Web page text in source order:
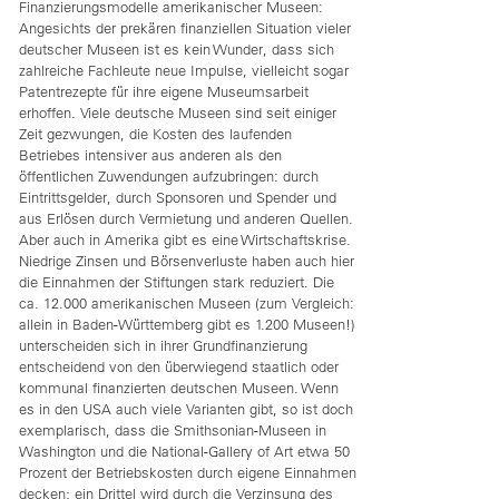
Finanzierungsmodelle amerikanischer Museen:
Angesichts der prekären finanziellen Situation vieler
deutscher Museen ist es kein Wunder, dass sich
zahlreiche Fachleute neue Impulse, vielleicht sogar
Patentrezepte für ihre eigene Museumsarbeit
erhoffen. Viele deutsche Museen sind seit einiger
Zeit gezwungen, die Kosten des laufenden
Betriebes intensiver aus anderen als den
öffentlichen Zuwendungen aufzubringen: durch
Eintrittsgelder, durch Sponsoren und Spender und
aus Erlösen durch Vermietung und anderen Quellen.
Aber auch in Amerika gibt es eine Wirtschaftskrise.
Niedrige Zinsen und Börsenverluste haben auch hier
die Einnahmen der Stiftungen stark reduziert. Die
ca. 12.000 amerikanischen Museen (zum Vergleich:
allein in Baden-Württemberg gibt es 1.200 Museen!)
unterscheiden sich in ihrer Grundfinanzierung
entscheidend von den überwiegend staatlich oder
kommunal finanzierten deutschen Museen. Wenn
es in den USA auch viele Varianten gibt, so ist doch
exemplarisch, dass die Smithsonian-Museen in
Washington und die National-Gallery of Art etwa 50
Prozent der Betriebskosten durch eigene Einnahmen
decken; ein Drittel wird durch die Verzinsung des